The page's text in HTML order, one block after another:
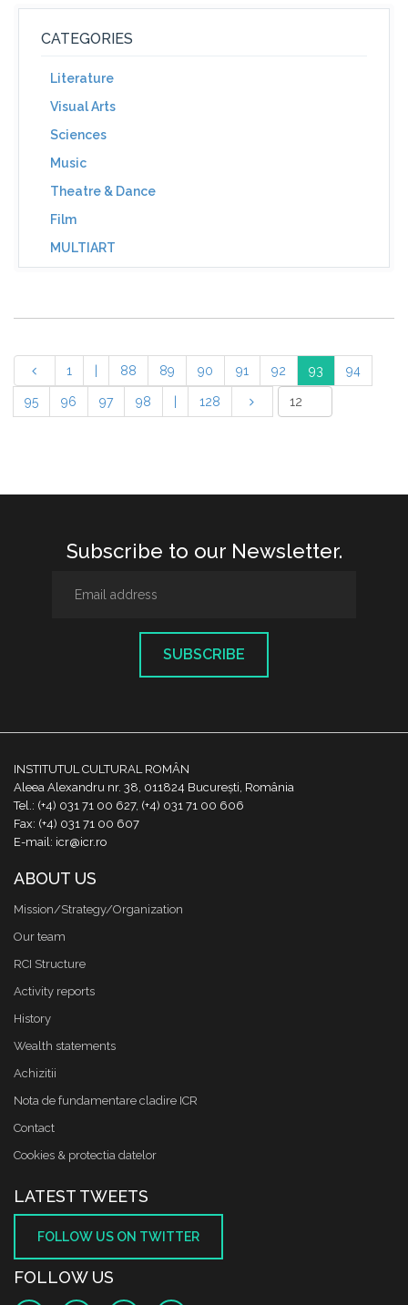
CATEGORIES
Literature
Visual Arts
Sciences
Music
Theatre & Dance
Film
MULTIART
1 88 89 90 91 92 93 94
95 96 97 98 128
Subscribe to our Newsletter.
SUBSCRIBE
INSTITUTUL CULTURAL ROMÂN
Aleea Alexandru nr. 38, 011824 București, România
Tel.: (+4) 031 71 00 627, (+4) 031 71 00 606
Fax: (+4) 031 71 00 607
E-mail: icr@icr.ro
ABOUT US
Mission/Strategy/Organization
Our team
RCI Structure
Activity reports
History
Wealth statements
Achizitii
Nota de fundamentare cladire ICR
Contact
Cookies & protectia datelor
LATEST TWEETS
FOLLOW US ON TWITTER
FOLLOW US